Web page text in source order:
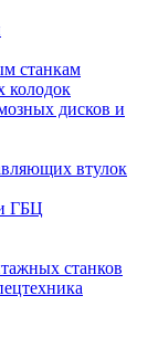
станкам
колодок
дисков и
втулок
ГБЦ
станков